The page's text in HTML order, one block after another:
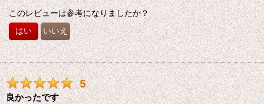
このレビューは参考になりましたか？
はい いいえ
5
良かったです